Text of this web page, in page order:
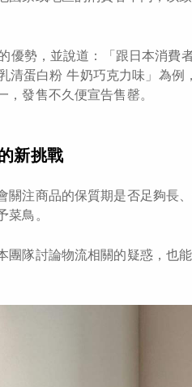
優勢，並說道：「跟日本消費
清蛋白粉 牛奶巧克力味」為例
發售不久便宣告售罄。
新挑戰
注商品的保質期是否足夠長
鳥。
隊討論物流相關的疑惑，也